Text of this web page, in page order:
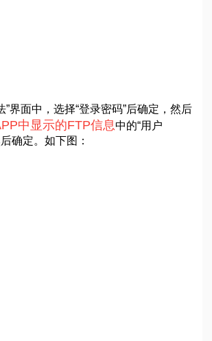
”界面中，选择“登录密码”后确定，然后
中显示的FTP信息中的“用户
确定。如下图：